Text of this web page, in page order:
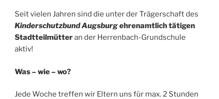
Seit vielen Jahren sind die unter der Trägerschaft des
Kinderschutzbund Augsburgehrenamtlich tätigen
Stadtteilmütteran der Herrenbach-Grundschule
aktiv!
Was – wie – wo?
Jede Woche treffen wir Eltern uns für max. 2 Stunden